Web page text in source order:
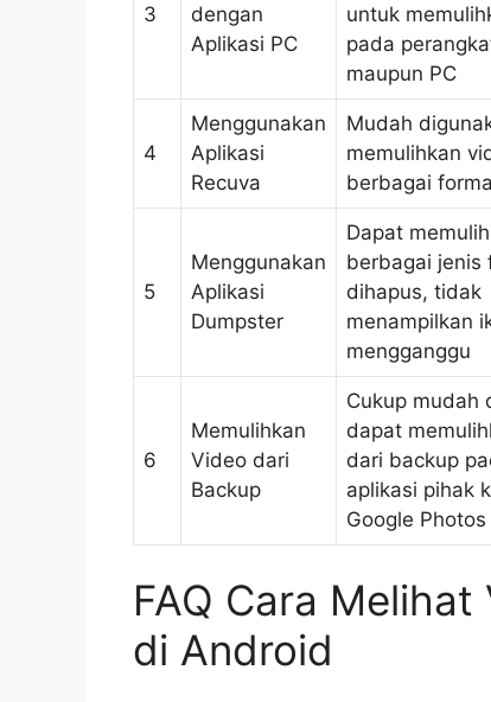
3
dengan
Aplikasi PC
untuk
pada
maupun PC
4
Menggunakan
Aplikasi
Recuva
Mudah
memulihkan
berbagai
5
Menggunakan
Aplikasi
Dumpster
Dapat
berbagai jenis
dihapus, tidak
menampilkan
mengganggu
6
Memulihkan
Video dari
Backup
Cukup mudah
dapat
dari backup
aplikasi pihak
Google Photos
FAQ Cara
di Android